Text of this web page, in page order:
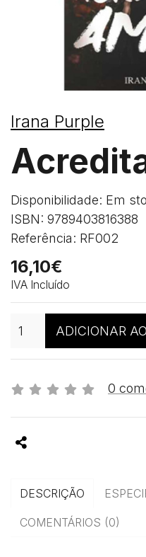
Irana Purple
Disponibilidade: Em
ISBN: 9789403816388
Referência: RF002
16,10€
IVA Incluído
ADICIONAR
0
Partilhar
DESCRIÇÃO
COMENTÁRIOS (0)